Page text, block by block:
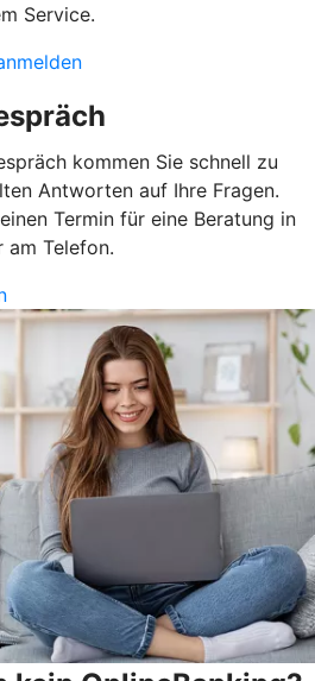
Service.
kommen Sie schnell zu
Antworten auf Ihre Fragen.
Termin für eine Beratung in
am Telefon.